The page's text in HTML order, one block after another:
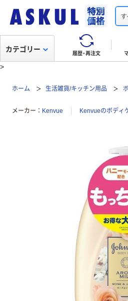
す
履歴・再注文
カテゴリー
>
ホーム 生活雑貨/キッチン用品
メーカー Kenvue Kenvueのボディ